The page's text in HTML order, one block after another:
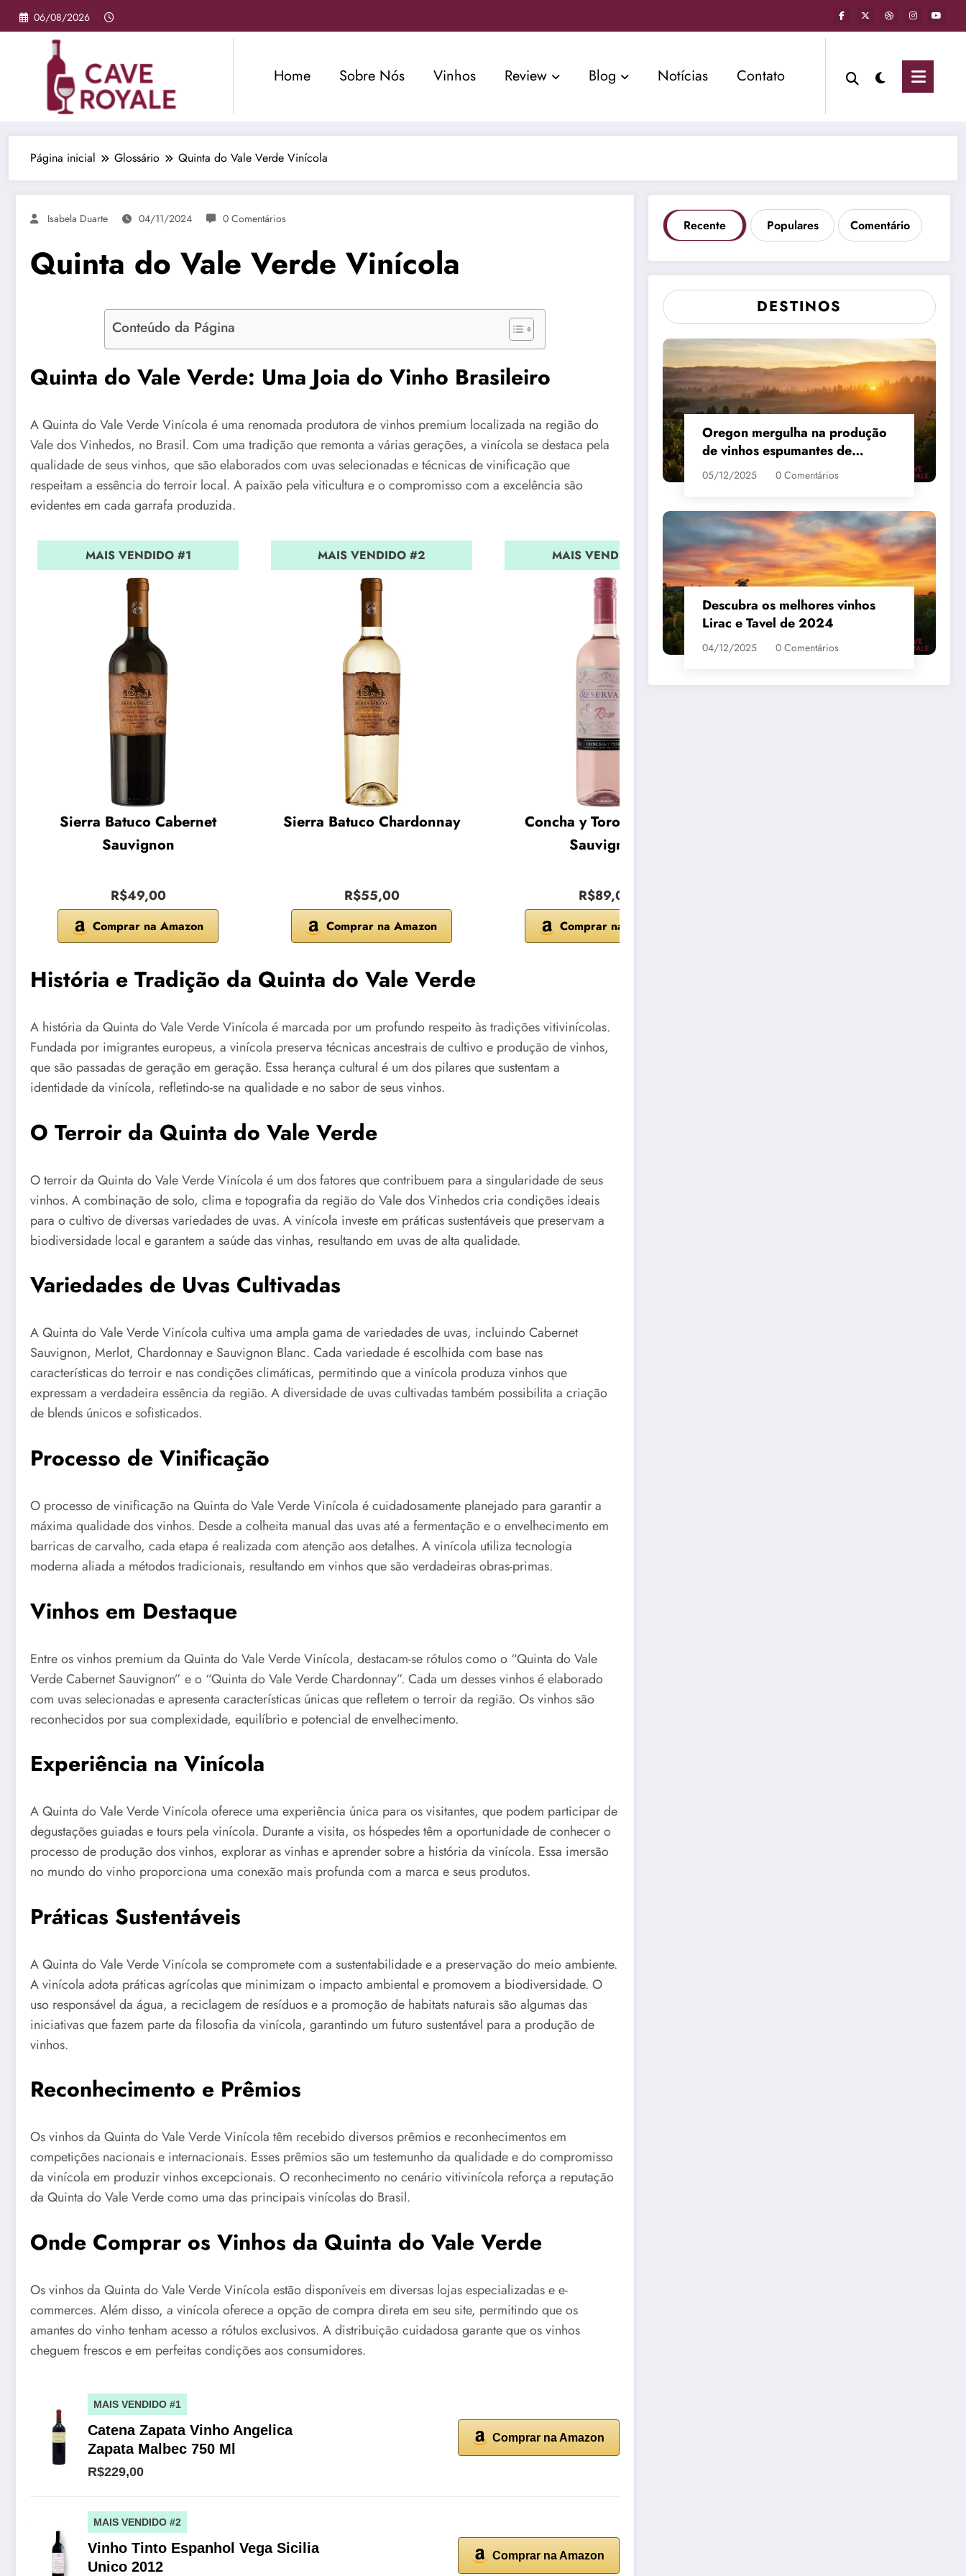
Pular
para
06/08/2026
Home Sobre Nós Vinhos Review Blog Notícias Contato
Página inicial Glossário Quinta do Vale Verde Vinícola
Isabela Duarte 04/11/2024 0 Comentários
Quinta do Vale Verde Vinícola
Conteúdo da Página
Quinta do Vale Verde: Uma Joia do Vinho Brasileiro
A Quinta do Vale Verde Vinícola é uma renomada produtora de vinhos premium localizada na região do
Vale dos Vinhedos, no Brasil. Com uma tradição que remonta a várias gerações, a vinícola se destaca pela
qualidade de seus vinhos, que são elaborados com uvas selecionadas e técnicas de vinificação que
respeitam a essência do terroir local. A paixão pela viticultura e o compromisso com a excelência são
evidentes em cada garrafa produzida.
MAIS VENDIDO #1
Sierra Batuco Cabernet
Sauvignon
R$49,00
Comprar na Amazon
MAIS VENDIDO #2
Sierra Batuco Chardonnay
R$55,00
Comprar na Amazon
MAIS VENDIDO #3
Concha y Toro Cabernet
Sauvignon
R$89,00
Comprar na Amazon
MAIS VENDIDO #4
História e Tradição da Quinta do Vale Verde
A história da Quinta do Vale Verde Vinícola é marcada por um profundo respeito às tradições vitivinícolas.
Fundada por imigrantes europeus, a vinícola preserva técnicas ancestrais de cultivo e produção de vinhos,
que são passadas de geração em geração. Essa herança cultural é um dos pilares que sustentam a
identidade da vinícola, refletindo-se na qualidade e no sabor de seus vinhos.
O Terroir da Quinta do Vale Verde
O terroir da Quinta do Vale Verde Vinícola é um dos fatores que contribuem para a singularidade de seus
vinhos. A combinação de solo, clima e topografia da região do Vale dos Vinhedos cria condições ideais
para o cultivo de diversas variedades de uvas. A vinícola investe em práticas sustentáveis que preservam a
biodiversidade local e garantem a saúde das vinhas, resultando em uvas de alta qualidade.
Variedades de Uvas Cultivadas
A Quinta do Vale Verde Vinícola cultiva uma ampla gama de variedades de uvas, incluindo Cabernet
Sauvignon, Merlot, Chardonnay e Sauvignon Blanc. Cada variedade é escolhida com base nas
características do terroir e nas condições climáticas, permitindo que a vinícola produza vinhos que
expressam a verdadeira essência da região. A diversidade de uvas cultivadas também possibilita a criação
de blends únicos e sofisticados.
Processo de Vinificação
O processo de vinificação na Quinta do Vale Verde Vinícola é cuidadosamente planejado para garantir a
máxima qualidade dos vinhos. Desde a colheita manual das uvas até a fermentação e o envelhecimento em
barricas de carvalho, cada etapa é realizada com atenção aos detalhes. A vinícola utiliza tecnologia
moderna aliada a métodos tradicionais, resultando em vinhos que são verdadeiras obras-primas.
Vinhos em Destaque
Entre os vinhos premium da Quinta do Vale Verde Vinícola, destacam-se rótulos como o “Quinta do Vale
Verde Cabernet Sauvignon” e o “Quinta do Vale Verde Chardonnay”. Cada um desses vinhos é elaborado
com uvas selecionadas e apresenta características únicas que refletem o terroir da região. Os vinhos são
reconhecidos por sua complexidade, equilíbrio e potencial de envelhecimento.
Experiência na Vinícola
A Quinta do Vale Verde Vinícola oferece uma experiência única para os visitantes, que podem participar de
degustações guiadas e tours pela vinícola. Durante a visita, os hóspedes têm a oportunidade de conhecer o
processo de produção dos vinhos, explorar as vinhas e aprender sobre a história da vinícola. Essa imersão
no mundo do vinho proporciona uma conexão mais profunda com a marca e seus produtos.
Práticas Sustentáveis
A Quinta do Vale Verde Vinícola se compromete com a sustentabilidade e a preservação do meio ambiente.
A vinícola adota práticas agrícolas que minimizam o impacto ambiental e promovem a biodiversidade. O
uso responsável da água, a reciclagem de resíduos e a promoção de habitats naturais são algumas das
iniciativas que fazem parte da filosofia da vinícola, garantindo um futuro sustentável para a produção de
vinhos.
Reconhecimento e Prêmios
Os vinhos da Quinta do Vale Verde Vinícola têm recebido diversos prêmios e reconhecimentos em
competições nacionais e internacionais. Esses prêmios são um testemunho da qualidade e do compromisso
da vinícola em produzir vinhos excepcionais. O reconhecimento no cenário vitivinícola reforça a reputação
da Quinta do Vale Verde como uma das principais vinícolas do Brasil.
Onde Comprar os Vinhos da Quinta do Vale Verde
Os vinhos da Quinta do Vale Verde Vinícola estão disponíveis em diversas lojas especializadas e e-
commerces. Além disso, a vinícola oferece a opção de compra direta em seu site, permitindo que os
amantes do vinho tenham acesso a rótulos exclusivos. A distribuição cuidadosa garante que os vinhos
cheguem frescos e em perfeitas condições aos consumidores.
MAIS VENDIDO #1
Catena Zapata Vinho Angelica
Zapata Malbec 750 Ml
R$229,00
Comprar na Amazon
MAIS VENDIDO #2
Vinho Tinto Espanhol Vega Sicilia
Unico 2012
Comprar na Amazon
Recente Populares Comentário
DESTINOS
Oregon mergulha na produção
de vinhos espumantes de
qualidade
05/12/2025 0 Comentários
Descubra os melhores vinhos
Lirac e Tavel de 2024
04/12/2025 0 Comentários